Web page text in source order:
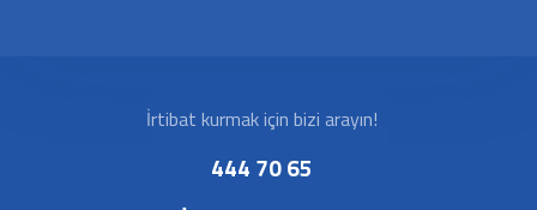
İrtibat kurmak için bizi arayın!
444 70 65